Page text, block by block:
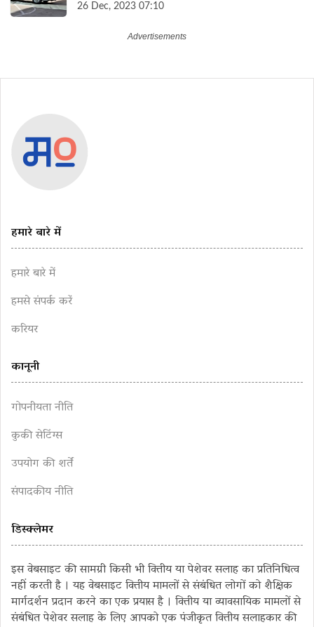
26 Dec, 2023 07:10
हमारे बारे में
हमारे बारे में
हमसे संपर्क करें
करियर
कानूनी
गोपनीयता नीति
कुकी सेटिंग्स
उपयोग की शर्तें
संपादकीय नीति
डिस्क्लेमर
इस वेबसाइट की सामग्री किसी भी वित्तीय या पेशेवर सलाह का प्रतिनिधित्व
नहीं करती है । यह वेबसाइट वित्तीय मामलों से संबंधित लोगों को शैक्षिक
मार्गदर्शन प्रदान करने का एक प्रयास है । वित्तीय या व्यावसायिक मामलों से
संबंधित पेशेवर सलाह के लिए आपको एक पंजीकृत वित्तीय सलाहकार की